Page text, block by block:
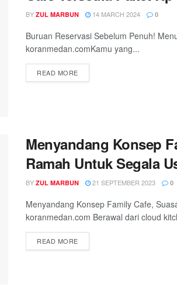
BY ZUL MARBUN 14 MARCH 2024 0
Buruan Reservasi Sebelum Penuh!
koranmedan.comKamu yang...
READ MORE
Menyandang Konsep
Ramah Untuk Segala
BY ZUL MARBUN 21 SEPTEMBER 2023 0
Menyandang Konsep Family Cafe,
koranmedan.com Berawal dari cloud
READ MORE